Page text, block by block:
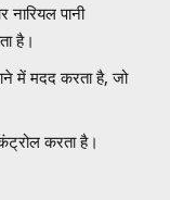
नारियल पानी
है।
में मदद करता है, जो
करता है।